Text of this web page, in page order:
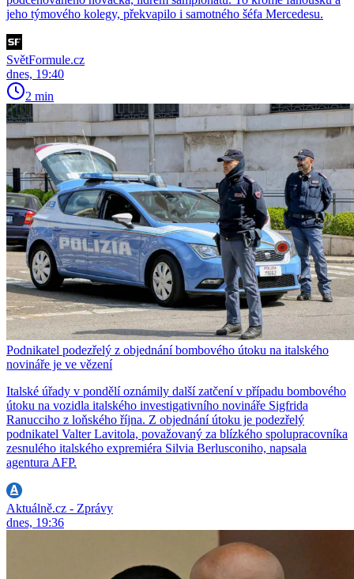
jeho týmového kolegy, překvapilo i samotného šéfa Mercedesu.
SvětFormule.cz
dnes, 19:40
2 min
Podnikatel podezřelý z objednání bombového útoku na italského
novináře je ve vězení
Italské úřady v pondělí oznámily další zatčení v případu bombového
útoku na vozidla italského investigativního novináře Sigfrida
Ranucciho z loňského října. Z objednání útoku je podezřelý
podnikatel Valter Lavitola, považovaný za blízkého spolupracovníka
zesnulého italského expremiéra Silvia Berlusconiho, napsala
agentura AFP.
Aktuálně.cz - Zprávy
dnes, 19:36